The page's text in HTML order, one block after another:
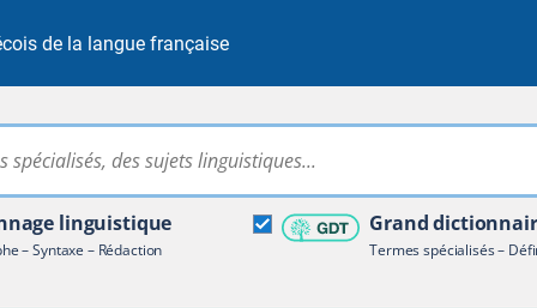
de la langue française
Rechercher dans tout le site
linguistique
– Syntaxe – Rédaction
Grand
Termes spécialisés –
terminologique